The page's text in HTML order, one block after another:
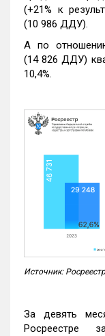
(+21% к
(10 986 ДДУ).
А по
(14 826 ДДУ)
10,4%.
Источник: Росреестр
За девять
Росреестре